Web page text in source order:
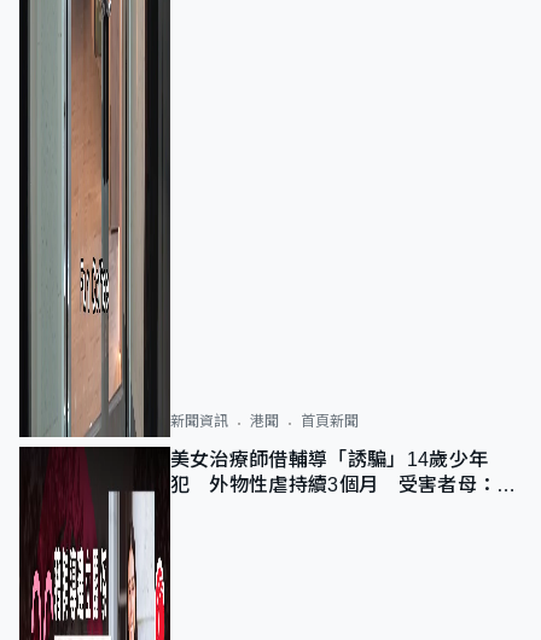
新聞資訊 港聞 首頁新聞
美女治療師借輔導「誘騙」14歲少年
犯 外物性虐持續3個月 受害者母：要